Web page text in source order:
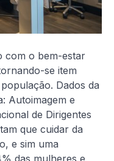
com o bem-estar
se item
Dados da
Autoimagem e
de Dirigentes
que cuidar da
e sim uma